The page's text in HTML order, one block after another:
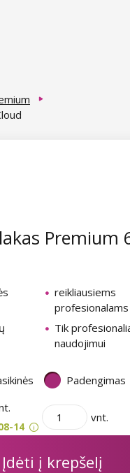
Premium
reikliausiems
profesionalams
Tik
naudojimui
Padengimas
14
vnt.
Įdėti į krepšelį